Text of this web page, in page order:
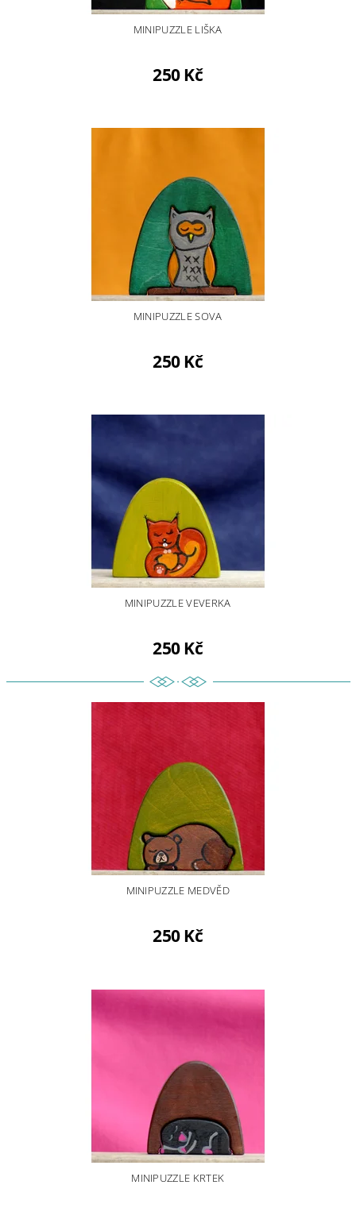
MINIPUZZLE LIŠKA
250 Kč
MINIPUZZLE SOVA
250 Kč
MINIPUZZLE VEVERKA
250 Kč
MINIPUZZLE MEDVĚD
250 Kč
MINIPUZZLE KRTEK